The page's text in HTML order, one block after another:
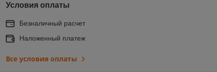
Условия оплаты
Безналичный расчет
Наложенный платеж
Все условия оплаты